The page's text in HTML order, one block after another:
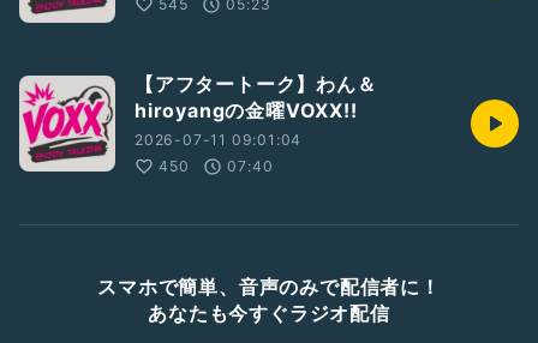
545
05:23
【アフタートーク】わん＆
hiroyangの金曜VOXX!!
2026-07-11 09:01:04
450
07:40
スマホで簡単、音声のみで配信者に！
あなたも今すぐラジオ配信